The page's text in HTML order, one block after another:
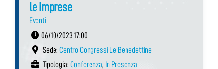
le imprese
Eventi
06/10/2023 17:00
Sede: Centro Congressi Le Benedettine
Tipologia: Conferenza, In Presenza